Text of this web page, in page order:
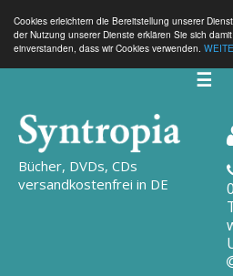
Cookies erleichtern die Bereitstellung unserer
der Nutzung unserer Dienste erklären Sie sich damit
einverstanden, dass wir Cookies verwenden.
☰
Bücher, DVDs, CDs
versandkostenfrei in DE
0